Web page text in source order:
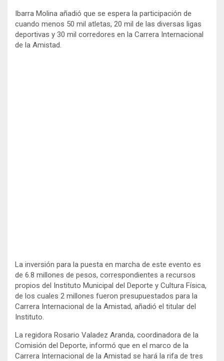
Ibarra Molina añadió que se espera la participación de
cuando menos 50 mil atletas, 20 mil de las diversas ligas
deportivas y 30 mil corredores en la Carrera Internacional
de la Amistad.
La inversión para la puesta en marcha de este evento es
de 6.8 millones de pesos, correspondientes a recursos
propios del Instituto Municipal del Deporte y Cultura Física,
de los cuales 2 millones fueron presupuestados para la
Carrera Internacional de la Amistad, añadió el titular del
Instituto.
La regidora Rosario Valadez Aranda, coordinadora de la
Comisión del Deporte, informó que en el marco de la
Carrera Internacional de la Amistad se hará la rifa de tres